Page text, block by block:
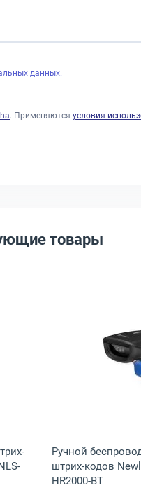
данных.
. Применяются условия
товары
1470G2D-2USB-1-R
Zebra DS2278-SR
Ручной проводной
Ручной
штрих-кодов
HR2000-BT